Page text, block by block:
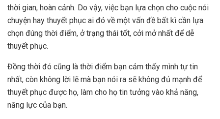
thời gian, hoàn cảnh. Do vậy, việc bạn lựa chọn cho cuộc nói
chuyện hay thuyết phục ai đó về một vấn đề bất kì cần lựa
chọn đúng thời điểm, ở trạng thái tốt, cởi mở nhất để dễ
thuyết phục.
Đồng thời đó cũng là thời điểm bạn cảm thấy mình tự tin
nhất, còn không lời lẽ mà bạn nói ra sẽ không đủ mạnh để
thuyết phục được họ, làm cho họ tin tưởng vào khả năng,
năng lực của bạn.